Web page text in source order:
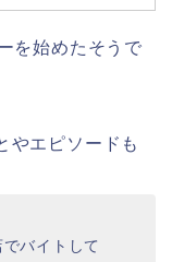
を始めたそうで
やエピソードも
バイトして